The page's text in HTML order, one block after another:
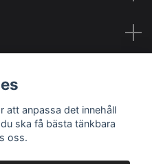
att anpassa det innehåll
ska få bästa tänkbara
oss.